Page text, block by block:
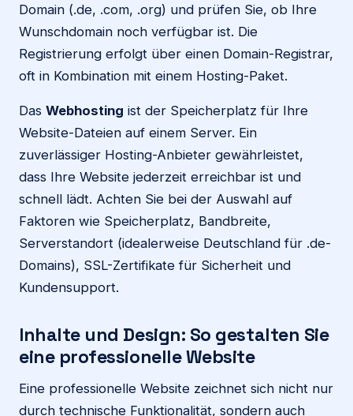
Domain (.de, .com, .org) und prüfen Sie, ob Ihre
Wunschdomain noch verfügbar ist. Die
Registrierung erfolgt über einen Domain-Registrar,
oft in Kombination mit einem Hosting-Paket.
Das Webhosting ist der Speicherplatz für Ihre
Website-Dateien auf einem Server. Ein
zuverlässiger Hosting-Anbieter gewährleistet,
dass Ihre Website jederzeit erreichbar ist und
schnell lädt. Achten Sie bei der Auswahl auf
Faktoren wie Speicherplatz, Bandbreite,
Serverstandort (idealerweise Deutschland für .de-
Domains), SSL-Zertifikate für Sicherheit und
Kundensupport.
Inhalte und Design: So gestalten Sie
eine professionelle Website
Eine professionelle Website zeichnet sich nicht nur
durch technische Funktionalität, sondern auch